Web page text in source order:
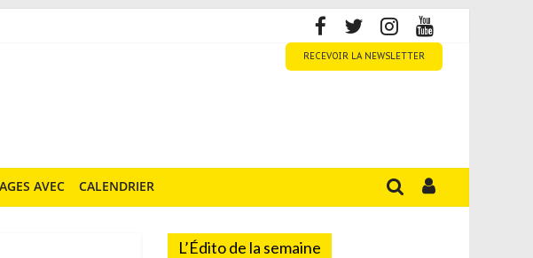
RECEVOIR LA NEWSLETTER
AVEC CALENDRIER
L’Édito de la semaine